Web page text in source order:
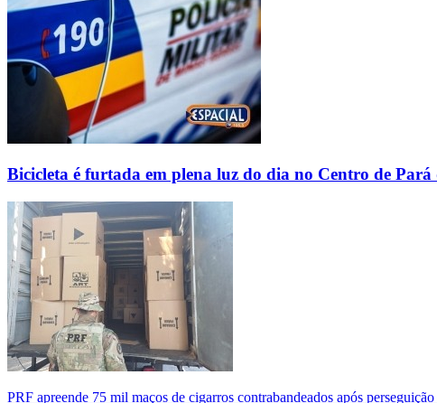
Bicicleta é furtada em plena luz do dia no Centro de
PRF apreende 75 mil maços de cigarros contrabandeados após